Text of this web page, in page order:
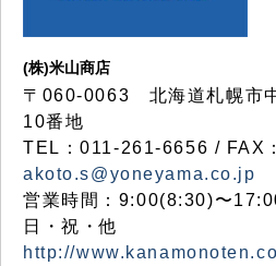
(株)米山商店
〒060-0063 北海道札幌市
10番地
TEL：011-261-6656 / FAX
akoto.s@yoneyama.co.jp
営業時間：9:00(8:30)〜
日・祝・他
http://